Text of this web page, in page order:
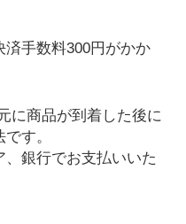
手数料300円がかか
に商品が到着した後に
す。
銀行でお支払いいた